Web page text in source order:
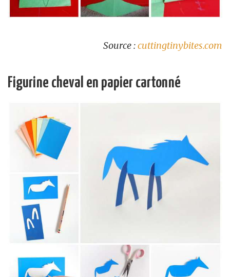
Source :cuttingtinybites.com
Figurine cheval en papier cartonné